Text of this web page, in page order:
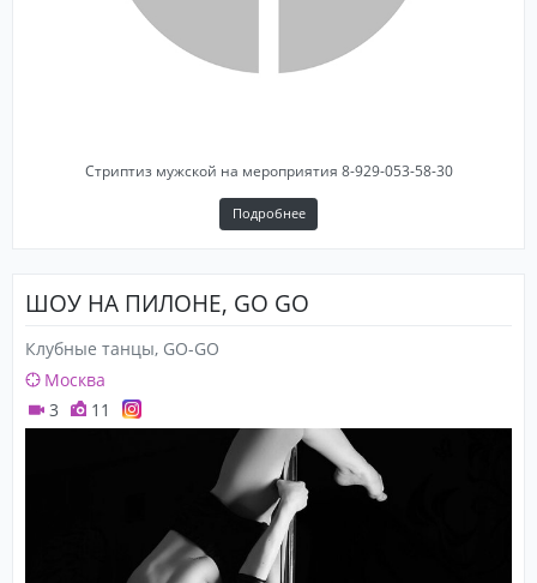
Стриптиз мужской на мероприятия 8-929-053-58-30
Подробнее
ШОУ НА ПИЛОНЕ, GO GO
Клубные танцы, GO-GO
Москва
3
11